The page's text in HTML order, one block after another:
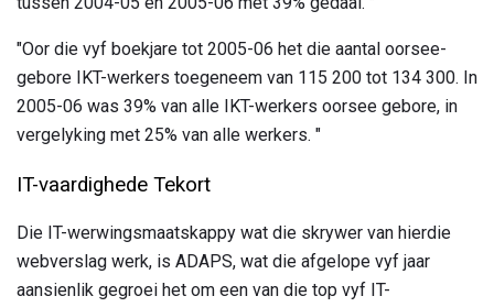
"Oor die vyf boekjare tot 2005-06 het die aantal oorsee-
gebore IKT-werkers toegeneem van 115 200 tot 134 300. In
2005-06 was 39% van alle IKT-werkers oorsee gebore, in
vergelyking met 25% van alle werkers. "
IT-vaardighede Tekort
Die IT-werwingsmaatskappy wat die skrywer van hierdie
webverslag werk, is ADAPS, wat die afgelope vyf jaar
aansienlik gegroei het om een ​​van die top vyf IT-